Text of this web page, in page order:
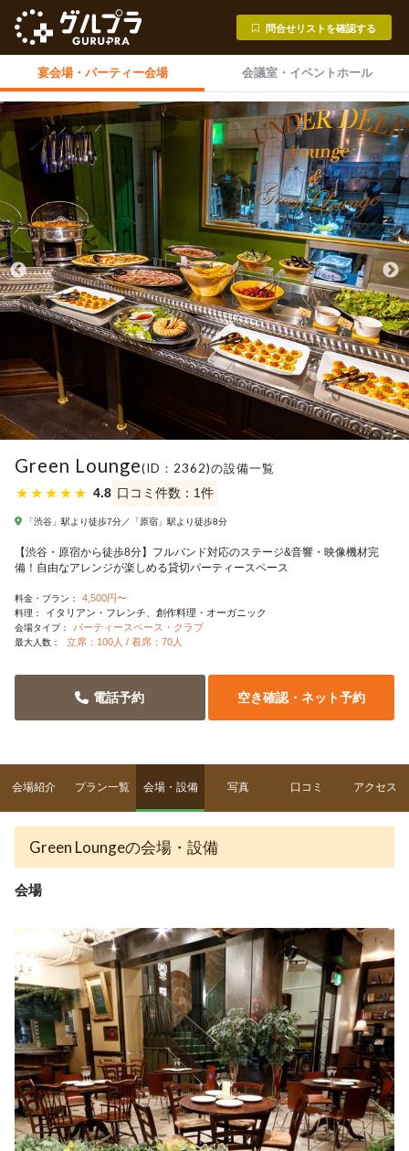
問合せリストを確認する
宴会場・ パーティー会場 会議室・ イベントホール
Green Lounge(ID：2362)の設備一覧
★ ★ ★ ★ ★ 4.8 口コミ件数：1件
「渋谷」駅より徒歩7分／「原宿」駅より徒歩8分
【渋谷・原宿から徒歩8分】フルバンド対応のステージ&音響・映像機材完
備！自由なアレンジが楽しめる貸切パーティースペース
料金・プラン： 4,500円〜
料理： イタリアン・フレンチ 創作料理・オーガニック
会場タイプ： パーティースペース・クラブ
最大人数： 立席：100人 / 着席：70人
空き確認・ネット予約
電話予約
会場紹介 プラン一覧 会場・設備 写真 口コミ アクセス
Green Loungeの会場・設備
会場